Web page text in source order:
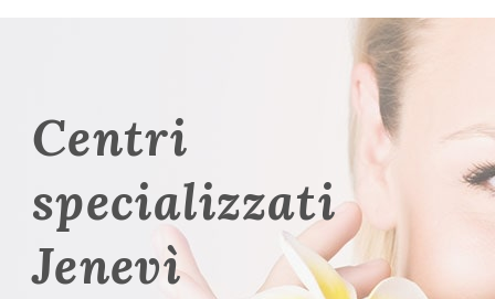
Centri
specializzati
Jenevì